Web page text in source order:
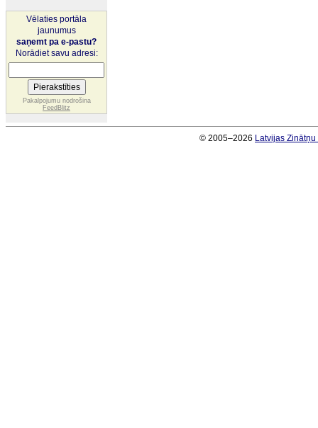
Vēlaties portāla
jaunumus
saņemt pa e-pastu?
Norādiet savu adresi:
Pakalpojumu nodrošina
FeedBlitz
© 2005–2026 Latvijas